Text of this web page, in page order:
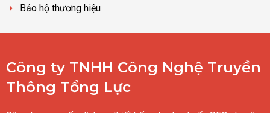
Bảo hộ thương hiệu
Công ty TNHH Công Nghệ Truyền
Thông Tổng Lực